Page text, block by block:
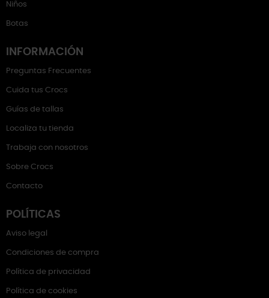
Niños
Botas
INFORMACIÓN
Preguntas Frecuentes
Cuida tus Crocs
Guías de tallas
Localiza tu tienda
Trabaja con nosotros
Sobre Crocs
Contacto
POLÍTICAS
Aviso legal
Condiciones de compra
Política de privacidad
Política de cookies